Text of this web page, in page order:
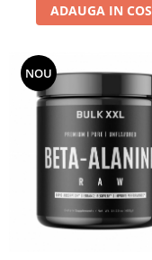
ADAUGA IN COS
NOU